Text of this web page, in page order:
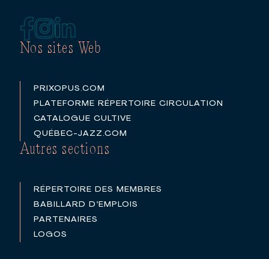
Nos sites Web
PRIXOPUS.COM
PLATEFORME RÉPERTOIRE CIRCULATION
CATALOGUE CULTIVE
QUÉBEC-JAZZ.COM
Autres sections
RÉPERTOIRE DES MEMBRES
BABILLARD D’EMPLOIS
PARTENAIRES
LOGOS